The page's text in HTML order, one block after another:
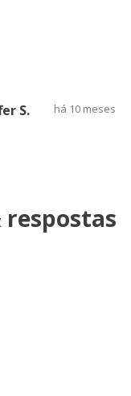
S. há 10 meses
respostas